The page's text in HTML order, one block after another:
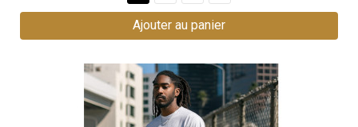
Ajouter au panier